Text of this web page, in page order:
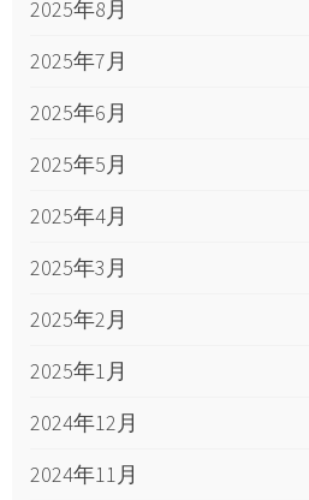
2025年8月
2025年7月
2025年6月
2025年5月
2025年4月
2025年3月
2025年2月
2025年1月
2024年12月
2024年11月